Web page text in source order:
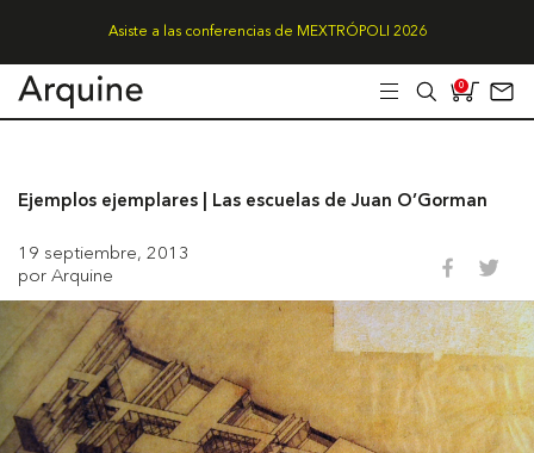
Asiste a las conferencias de MEXTRÓPOLI 2026
0
Ejemplos ejemplares | Las escuelas de Juan O’Gorman
19 septiembre, 2013
por Arquine